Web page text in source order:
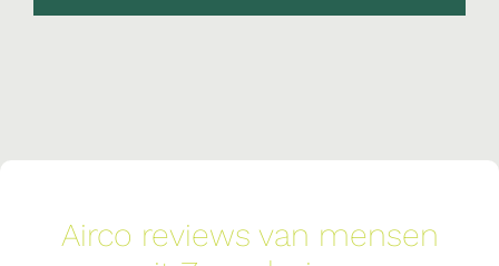
Airco reviews van mensen